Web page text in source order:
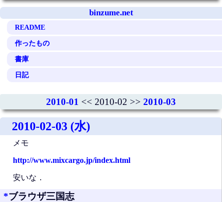
binzume.net
README
作ったもの
書庫
日記
2010-01 << 2010-02 >> 2010-03
2010-02-03 (水)
メモ
http://www.mixcargo.jp/index.html
安いな．
*ブラウザ三国志